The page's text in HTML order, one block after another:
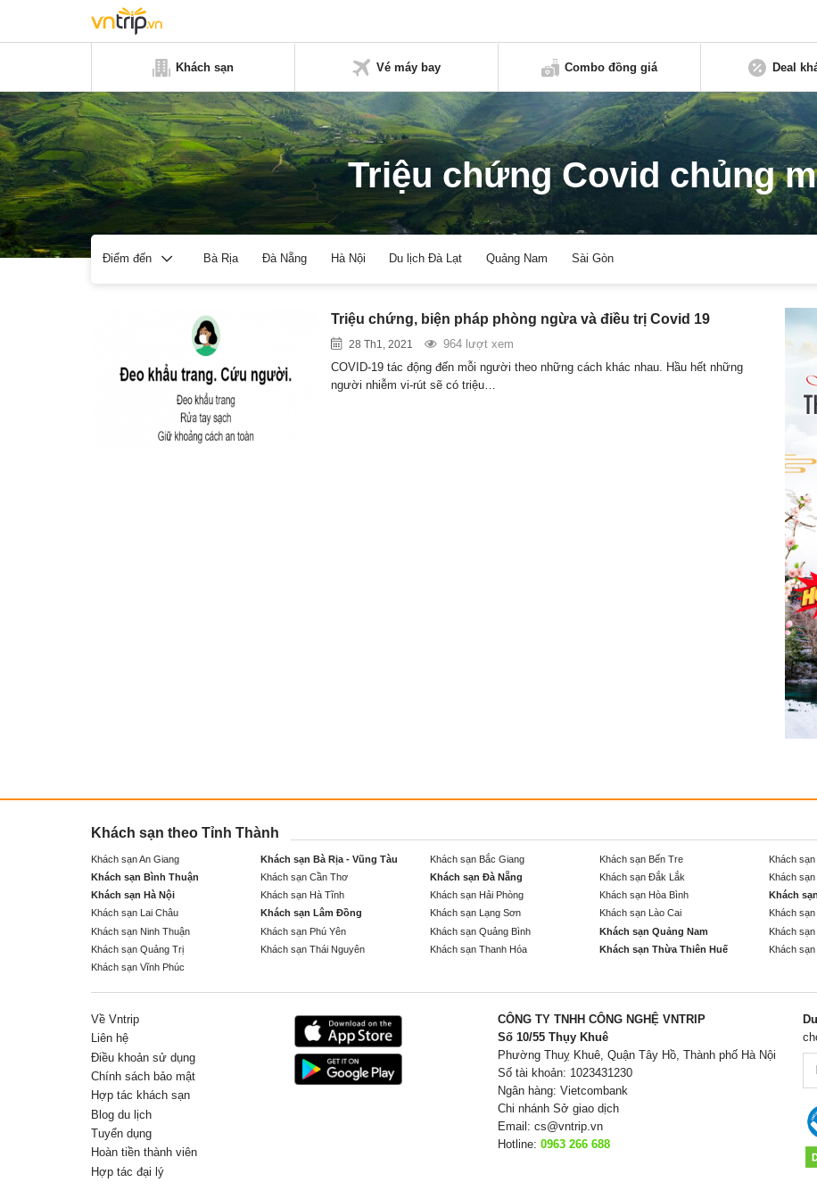
Khách sạn Vé máy bay Combo đồng giá Deal
Triệu chứng Covid chủng
Điểm đến Bà Rịa Đà Nẵng Hà Nội Du lịch Đà Lạt Quảng Nam Sài Gòn
Triệu chứng, biện pháp phòng ngừa và điều trị Covid 19
28 Th1, 2021
964 lượt xem
COVID-19 tác động đến mỗi người theo những cách khác nhau. Hầu hết những
người nhiễm vi-rút sẽ có triệu…
Khách sạn theo Tỉnh Thành
Khách sạn An Giang Khách sạn Bà Rịa - Vũng Tàu Khách sạn Bắc Giang Khách sạn Bến Tre Khách
Khách sạn Bình Thuận
Khách sạn Cần Thơ Khách sạn Đà Nẵng Khách sạn Đắk Lắk Khách
Khách sạn Hà Nội
Khách sạn Hà Tĩnh Khách sạn Hải Phòng Khách sạn Hòa Bình Khách
Khách sạn Lai Châu
Khách sạn Lâm Đồng Khách sạn Lạng Sơn Khách sạn Lào Cai Khách
Khách sạn Ninh Thuận
Khách sạn Phú Yên Khách sạn Quảng Bình Khách sạn Quảng Nam Khách
Khách sạn Quảng Trị
Khách sạn Thái Nguyên Khách sạn Thanh Hóa Khách sạn Thừa Thiên Huế Khách
Khách sạn Vĩnh Phúc
Về Vntrip
Liên hệ
Điều khoản sử dụng
Chính sách bảo mật
Hợp tác khách sạn
Blog du lịch
Tuyển dụng
Hoàn tiền thành viên
Hợp tác đại lý
CÔNG TY TNHH CÔNG NGHỆ VNTRIP
Số 10/55 Thụy Khuê
Phường Thuỵ Khuê, Quận Tây Hồ, Thành phố Hà Nội
Số tài khoản: 1023431230
Ngân hàng: Vietcombank
Chi nhánh Sở giao dịch
Email: cs@vntrip.vn
Hotline: 0963 266 688